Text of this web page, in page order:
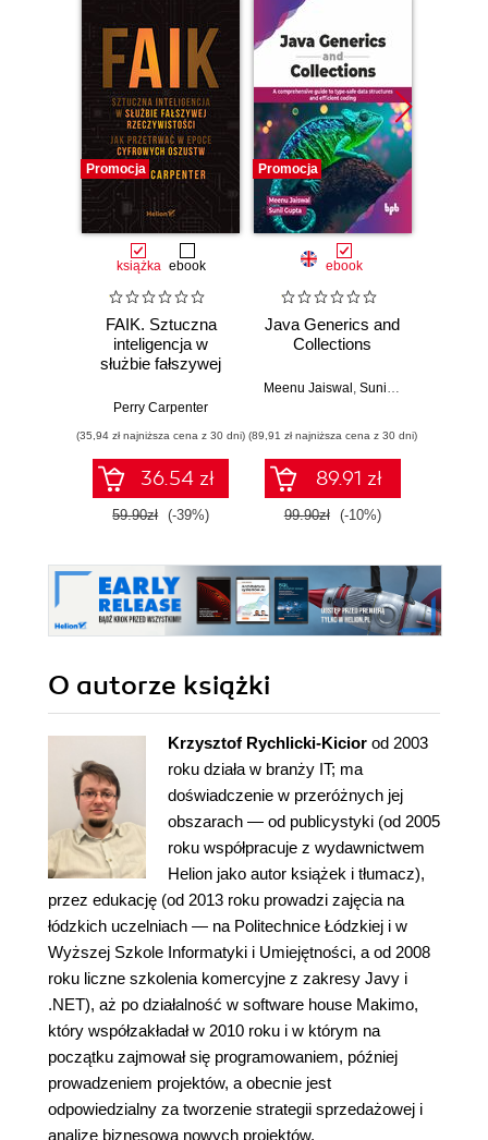
Promocja
książka ebook
FAIK. Sztuczna
inteligencja w
służbie fałszywej
Jak przetrwać w
oszustw
Perry Carpenter
(35,94 zł najniższa cena z 30 dni)
36.54 zł
59.90zł (-39%)
Promocja
ebook
Java Generics and
Collections
Meenu Jaiswal Sunil Gupta
(89,91 zł najniższa cena z 30 dni)
89.91 zł
99.90zł (-10%)
O autorze książki
Krzysztof Rychlicki-Kicior od 2003
roku działa w branży IT; ma
doświadczenie w przeróżnych jej
obszarach — od publicystyki (od 2005
roku współpracuje z wydawnictwem
Helion jako autor książek i tłumacz),
przez edukację (od 2013 roku prowadzi zajęcia na
łódzkich uczelniach — na Politechnice Łódzkiej i w
Wyższej Szkole Informatyki i Umiejętności, a od 2008
roku liczne szkolenia komercyjne z zakresy Javy i
.NET), aż po działalność w software house Makimo,
który współzakładał w 2010 roku i w którym na
początku zajmował się programowaniem, później
prowadzeniem projektów, a obecnie jest
odpowiedzialny za tworzenie strategii sprzedażowej i
analizę biznesową nowych projektów.